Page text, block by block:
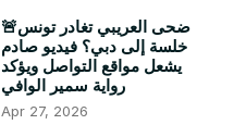
🚨ضحى العريبي تغادر تونس
خلسة إلى دبي؟ فيديو صادم
يشعل مواقع التواصل ويؤكد
رواية سمير الوافي
Apr 27, 2026